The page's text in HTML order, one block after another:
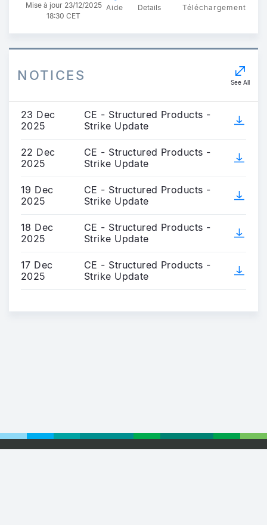
Mise à jour 23/12/2025
18:30 CET
Aide Details Téléchargement
NOTICES See All
23 Dec
2025
CE - Structured Products -
Strike Update
22 Dec
2025
CE - Structured Products -
Strike Update
19 Dec
2025
CE - Structured Products -
Strike Update
18 Dec
2025
CE - Structured Products -
Strike Update
17 Dec
2025
CE - Structured Products -
Strike Update